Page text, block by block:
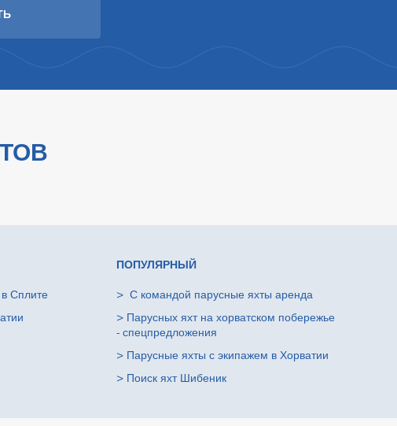
Сплите
ПОПУЛЯРНЫЙ
> С командой парусные яхты аренда
> Парусных яхт на хорватском побережье
- спецпредложения
> Парусные яхты с экипажем в Хорватии
> Поиск яхт Шибеник